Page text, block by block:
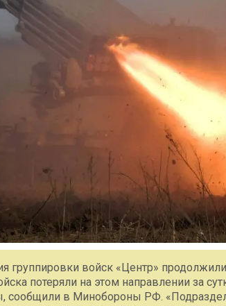
группировки войск «Центр»
потеряли на этом направлении за
сообщили в Минобороны РФ.